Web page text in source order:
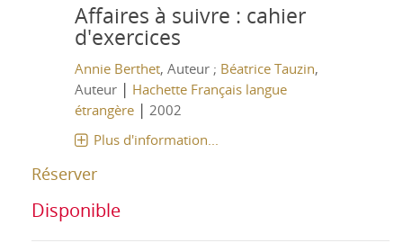
Affaires à suivre : cahier
d'exercices
Annie Berthet, Auteur ; Béatrice Tauzin,
Auteur | Hachette Français langue
étrangère| 2002
Plus d'information...
Réserver
Disponible